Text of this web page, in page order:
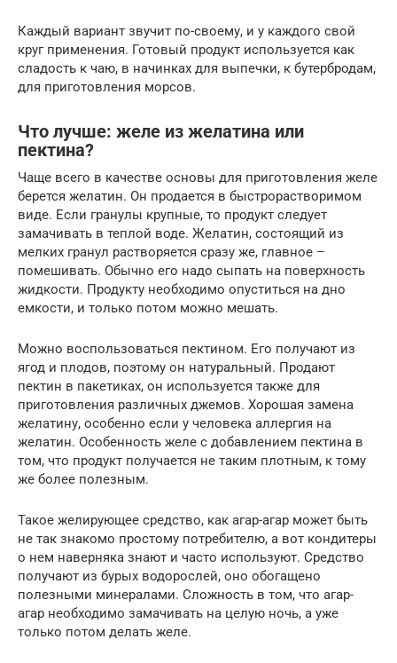
Каждый вариант звучит по-своему, и у каждого свой
круг применения. Готовый продукт используется как
сладость к чаю, в начинках для выпечки, к бутербродам,
для приготовления морсов.
Что лучше: желе из желатина или
пектина?
Чаще всего в качестве основы для приготовления желе
берется желатин. Он продается в быстрорастворимом
виде. Если гранулы крупные, то продукт следует
замачивать в теплой воде. Желатин, состоящий из
мелких гранул растворяется сразу же, главное –
помешивать. Обычно его надо сыпать на поверхность
жидкости. Продукту необходимо опуститься на дно
емкости, и только потом можно мешать.
Можно воспользоваться пектином. Его получают из
ягод и плодов, поэтому он натуральный. Продают
пектин в пакетиках, он используется также для
приготовления различных джемов. Хорошая замена
желатину, особенно если у человека аллергия на
желатин. Особенность желе с добавлением пектина в
том, что продукт получается не таким плотным, к тому
же более полезным.
Такое желирующее средство, как агар-агар может быть
не так знакомо простому потребителю, а вот кондитеры
о нем наверняка знают и часто используют. Средство
получают из бурых водорослей, оно обогащено
полезными минералами. Сложность в том, что агар-
агар необходимо замачивать на целую ночь, а уже
только потом делать желе.